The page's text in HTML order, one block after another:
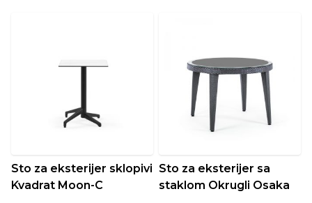
Sto za eksterijer sklopivi
Kvadrat Moon-C
Sto za eksterijer sa
staklom Okrugli Osaka